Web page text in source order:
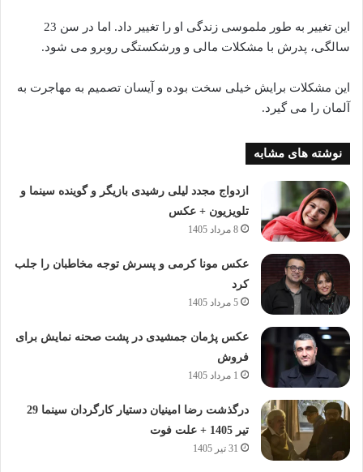
این تغییر به طور ملموسی زندگی او را تغییر داد. اما در سن 23
سالگی، پدرش با مشکلات مالی و ورشکستگی روبرو می‌ شود.
این مشکلات برایش خیلی سخت بوده و آیسان تصمیم به مهاجرت به
آلمان را می‌ گیرد.
نوشته های مشابه
ازدواج مجدد لیلی رشیدی بازیگر و گوینده سینما و
تلویزیون + عکس
8 مرداد 1405
عکس مونا کرمی و پسرش توجه مخاطبان را جلب
کرد
5 مرداد 1405
عکس پژمان جمشیدی در پشت صحنه نمایش برای
فروش
1 مرداد 1405
درگذشت رضا امینیان دستیار کارگردان سینما 29
تیر 1405 + علت فوت
31 تیر 1405